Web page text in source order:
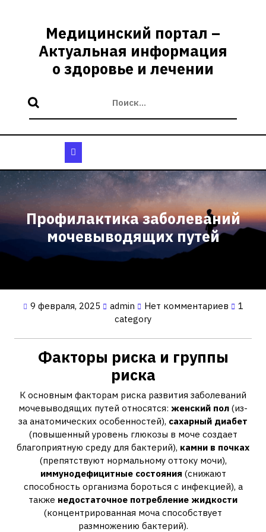
содержимомуМедицинский портал –
Актуальная информация
о здоровье и лечении
Открыть
Профилактика заболеваний
мочевыводящих путей
9 февраля, 2025 admin Нет комментариев
1
category
Факторы риска и группы
риска
К основным факторам риска развития заболеваний
мочевыводящих путей относятся: женский пол (из-
за анатомических особенностей), сахарный диабет
(повышенный уровень глюкозы в моче создает
благоприятную среду для бактерий), камни в почках
(препятствуют нормальному оттоку мочи),
иммунодефицитные состояния (снижают
способность организма бороться с инфекцией), а
также недостаточное потребление жидкости
(концентрированная моча способствует
размножению бактерий).